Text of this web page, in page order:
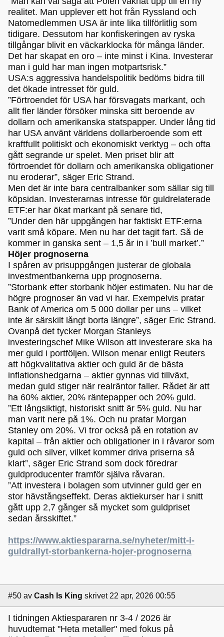
realitet. Man upplever ett hot från Ryssland och
Natomedlemmen USA är inte lika tillförlitlig som
tidigare. Dessutom har konfiskeringen av ryska
tillgångar blivit en väckarklocka för många länder.
Det har skapat en oro – inte minst i Kina. Investerar
man i guld har man ingen motpartsrisk.”
USA:s aggressiva handelspolitik bedöms bidra till
det ökade intresset för guld.
”Förtroendet för USA har försvagats markant, och
allt fler länder försöker minska sitt beroende av
dollarn och amerikanska statspapper. Under lång tid
har USA använt världens dollarberoende som ett
kraftfullt politiskt och ekonomiskt verktyg – och ofta
gått segrande ur spelet. Men priset blir att
förtroendet för dollarn och amerikanska obligationer
nu eroderar”, säger Eric Strand.
Men det är inte bara centralbanker som sällar sig till
köpsidan. Investerarnas intresse för guldrelaterade
ETF:er har ökat markant på senare tid,
”Under den här uppgången har faktiskt ETF:erna
varit små köpare. Men nu har det tagit fart. Så de
kommer in ganska sent – 1,5 år in i ’bull market’.”
Höjer prognoserna
I spåren av prisuppgången justerar de globala
investmentbankerna upp prognoserna.
”Storbank efter storbank höjer estimaten. Nu har de
högre prognoser än vad vi har. Exempelvis pratar
Bank of America om 5 000 dollar per uns – vilket
inte är särskilt långt borta längre”, säger Eric Strand.
Ovanpå det tycker Morgan Stanleys
investeringschef Mike Wilson att investerare ska ha
mer guld i portföljen. Wilson menar enligt Reuters
att högkvalitativa aktier och guld är de bästa
inflationshedgarna – aktier gynnas vid tillväxt,
medan guld stiger när realräntor faller. Rådet är att
ha 60% aktier, 20% räntepapper och 20% guld.
”Ett långsiktigt, historiskt snitt är 5% guld. Nu har
man varit nere på 1%. Och nu pratar Morgan
Stanley om 20%. Vi tror också på en rotation av
kapital – från aktier och obligationer in i råvaror som
guld och silver, vilket kommer driva priserna så
klart”, säger Eric Strand som dock föredrar
guldproducenter framför själva råvaran.
”Att investera i bolagen som utvinner guld ger en
stor hävstångseffekt. Deras aktiekurser har i snitt
gått upp 2,7 gånger så mycket som guldpriset
sedan årsskiftet.”
https://www.aktiespararna.se/nyheter/mitt-i-
guldrallyt-storbankerna-hojer-prognoserna
#50 av Cash Is King skrivet 22 apr, 2026 00:55
I tidningen Aktiespararen nr 3-4 / 2026 är
huvudtemat "Heta metaller" med fokus på